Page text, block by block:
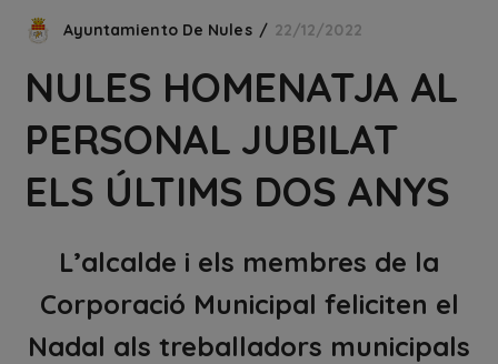
Ayuntamiento De Nules 22/12/2022
NULES HOMENATJA AL
PERSONAL JUBILAT
ELS ÚLTIMS DOS ANYS
L’alcalde i els membres de la
Corporació Municipal feliciten el
Nadal als treballadors municipals